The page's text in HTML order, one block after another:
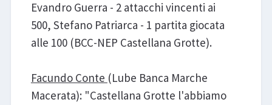
Evandro Guerra - 2 attacchi vincenti ai
500, Stefano Patriarca - 1 partita giocata
alle 100 (BCC-NEP Castellana Grotte).
Facundo Conte (Lube Banca Marche
Macerata): "Castellana Grotte l'abbiamo